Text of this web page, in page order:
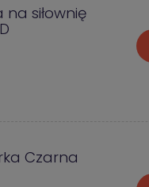
siłownię
Czarna